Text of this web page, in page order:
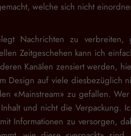
welche sich nicht
Nachrichten zu verbreiten,
Zeitgeschehen kann ich
Kanälen zensiert werden,
Design auf viele diesbezüglich
«Mainstream» zu gefallen.
und nicht die Verpackung.
Informationen zu versorgen,